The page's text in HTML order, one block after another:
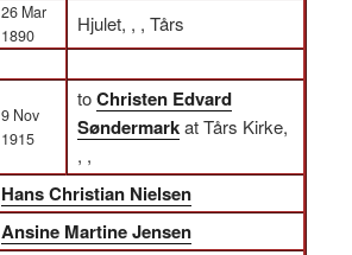
26 Mar
1890
Hjulet, , , Tårs
9 Nov
1915
toChristen Edvard
Søndermarkat Tårs Kirke,
, ,
Hans Christian Nielsen
Ansine Martine Jensen